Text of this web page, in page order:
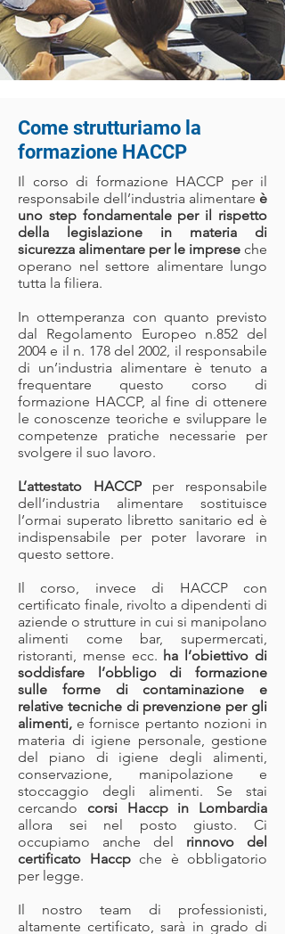
Come strutturiamo la
formazione HACCP
Il corso di formazione HACCP per il
responsabile dell’industria alimentare è
uno step fondamentale per il rispetto
della legislazione in materia di
sicurezza alimentare per le imprese che
operano nel settore alimentare lungo
tutta la filiera.
In ottemperanza con quanto previsto
dal Regolamento Europeo n.852 del
2004 e il n. 178 del 2002, il responsabile
di un’industria alimentare è tenuto a
frequentare questo corso di
formazione HACCP, al fine di ottenere
le conoscenze teoriche e sviluppare le
competenze pratiche necessarie per
svolgere il suo lavoro.
L’attestato HACCPper responsabile
dell’industria alimentare sostituisce
l’ormai superato libretto sanitario ed è
indispensabile per poter lavorare in
questo settore.
Il corso, invece di HACCP con
certificato finale, rivolto a dipendenti di
aziende o strutture in cui si manipolano
alimenti come bar, supermercati,
ristoranti, mense ecc. ha l’obiettivo di
soddisfare l’obbligo di formazione
sulle forme di contaminazione e
relative tecniche di prevenzione per gli
alimenti, e fornisce pertanto nozioni in
materia di igiene personale, gestione
del piano di igiene degli alimenti,
conservazione, manipolazione e
stoccaggio degli alimenti. Se stai
cercando corsi Haccp in Lombardia
allora sei nel posto giusto. Ci
occupiamo anche del rinnovo del
certificato Haccpche è obbligatorio
per legge.
Il nostro team di professionisti,
altamente certificato, sarà in grado di